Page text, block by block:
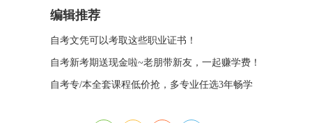
编辑推荐
自考文凭可以考取这些职业证书！
自考新考期送现金啦~老朋带新友，一起赚学费！
自考专/本全套课程低价抢，多专业任选3年畅学